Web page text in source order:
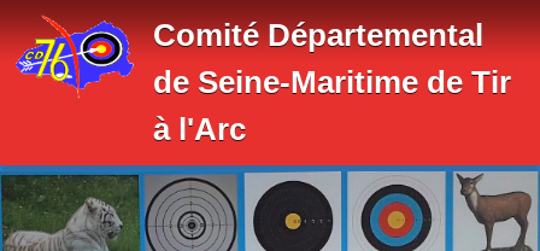
Comité Départemental
de Seine-Maritime de Tir
à l'Arc
Panneau de gestion des cookies